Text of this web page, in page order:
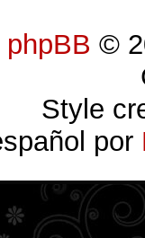
phpBB ©
Style
por